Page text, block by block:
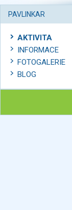
PAVLINKAR
AKTIVITA
INFORMACE
FOTOGALERIE
BLOG